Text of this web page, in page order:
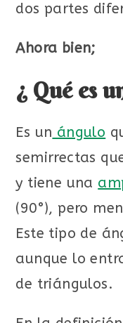
dos partes
Ahora bien;
¿ Qué es
Es un ángulo
semirrectas
y tiene una
(90°), pero
Este tipo de
aunque lo
de triángulos.